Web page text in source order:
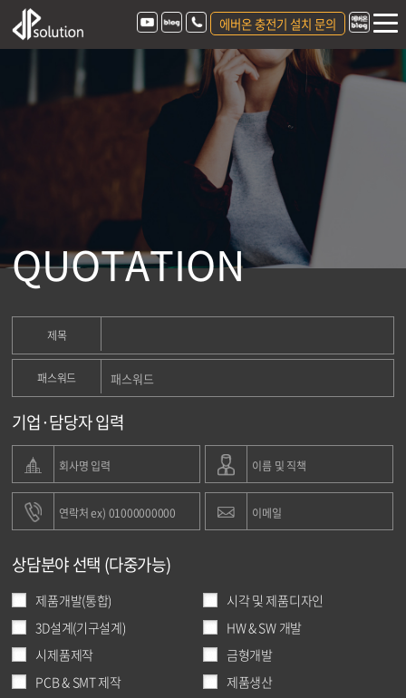
에버온 충전기 설치 문의
QUOTATION
제목
패스워드
기업·담당자 입력
상담분야 선택 (다중가능)
제품개발(통합)
시각 및 제품디자인
3D설계(기구설계)
HW & SW 개발
시제품제작
금형개발
PCB & SMT 제작
제품생산